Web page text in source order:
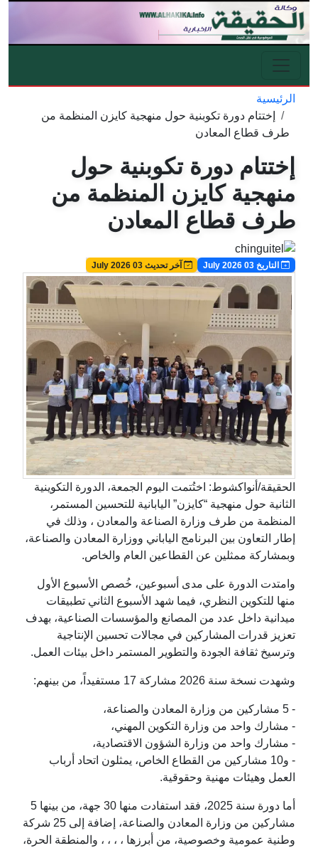
تجاوز إلى المحتوى الرئيسي
مسار التنقل
الرئيسية
إختتام دورة تكوبنية حول منهجية كايزن المنظمة من
طرف قطاع المعادن
إختتام دورة تكوبنية حول
منهجية كايزن المنظمة من
طرف قطاع المعادن
Image
التاريخ 03 July 2026 آخر تحديث 03 July 2026 Image
الحقيقة/أنواكشوط: اختُتمت اليوم الجمعة، الدورة التكوينية
الثانية حول منهجية “كايزن” اليابانية للتحسين المستمر،
المنظمة من طرف وزارة الصناعة والمعادن ، وذلك في
إطار التعاون بين البرنامج الياباني ووزارة المعادن والصناعة،
وبمشاركة ممثلين عن القطاعين العام والخاص.
وامتدت الدورة على مدى أسبوعين، خُصص الأسبوع الأول
منها للتكوين النظري، فيما شهد الأسبوع الثاني تطبيقات
ميدانية داخل عدد من المصانع والمؤسسات الصناعية، بهدف
تعزيز قدرات المشاركين في مجالات تحسين الإنتاجية
وترسيخ ثقافة الجودة والتطوير المستمر داخل بيئات العمل.
وشهدت نسخة سنة 2026 مشاركة 17 مستفيداً، من بينهم:
- 5 مشاركين من وزارة المعادن والصناعة،
- مشارك واحد من وزارة التكوين المهني،
- مشارك واحد من وزارة الشؤون الاقتصادية،
- و10 مشاركين من القطاع الخاص، يمثلون اتحاد أرباب
العمل وهيئات مهنية وحقوقية.
أما دورة سنة 2025، فقد استفادت منها 30 جهة، من بينها 5
مشاركين من وزارة المعادن والصناعة، إضافة إلى 25 شركة
وطنية عمومية وخصوصية، من أبرزها ، ، ، ، والمنطقة الحرة،